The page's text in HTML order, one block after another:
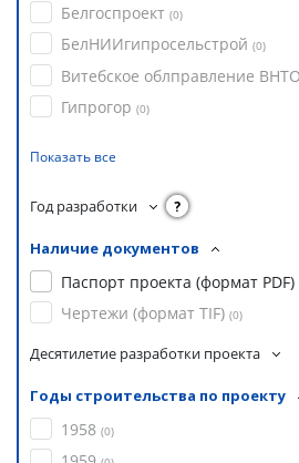
Белгоспроект (0)
БелНИИгипросельстрой (0)
Витебское облправление
Гипрогор (0)
Показать все
Год разработки ?
Наличие документов
Паспорт проекта (формат PDF)
Чертежи (формат TIF) (0)
Десятилетие разработки проекта
Годы строительства по проекту
1958 (0)